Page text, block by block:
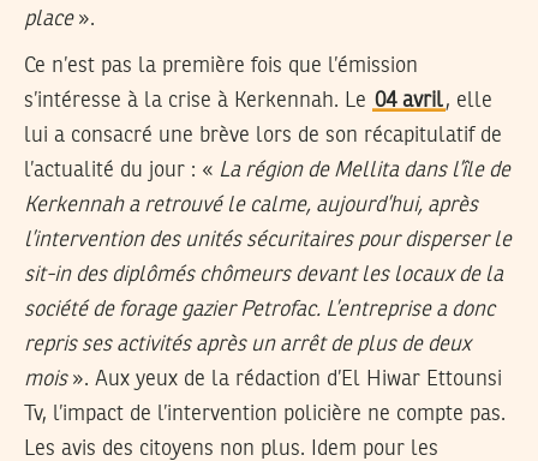
place».
Ce n’est pas la première fois que l’émission
s’intéresse à la crise à Kerkennah. Le 04 avril, elle
lui a consacré une brève lors de son récapitulatif de
l’actualité du jour : « La région de Mellita dans l’île de
Kerkennah a retrouvé le calme, aujourd’hui, après
l’intervention des unités sécuritaires pour disperser le
sit-in des diplômés chômeurs devant les locaux de la
société de forage gazier Petrofac. L’entreprise a donc
repris ses activités après un arrêt de plus de deux
mois». Aux yeux de la rédaction d’El Hiwar Ettounsi
Tv, l’impact de l’intervention policière ne compte pas.
Les avis des citoyens non plus. Idem pour les